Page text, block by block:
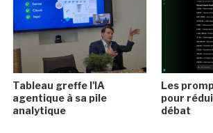
Tableau greffe l'IA
agentique à sa pile
analytique
Les
pour
débat